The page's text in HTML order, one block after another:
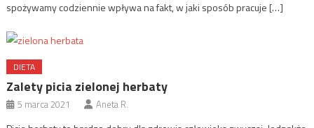
spożywamy codziennie wpływa na fakt, w jaki sposób pracuje […]
DIETA
Zalety picia zielonej herbaty
5 marca 2021 Aneta R.